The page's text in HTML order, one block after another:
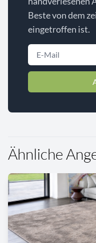
Beste von dem
eingetroffen ist.
Ähnliche